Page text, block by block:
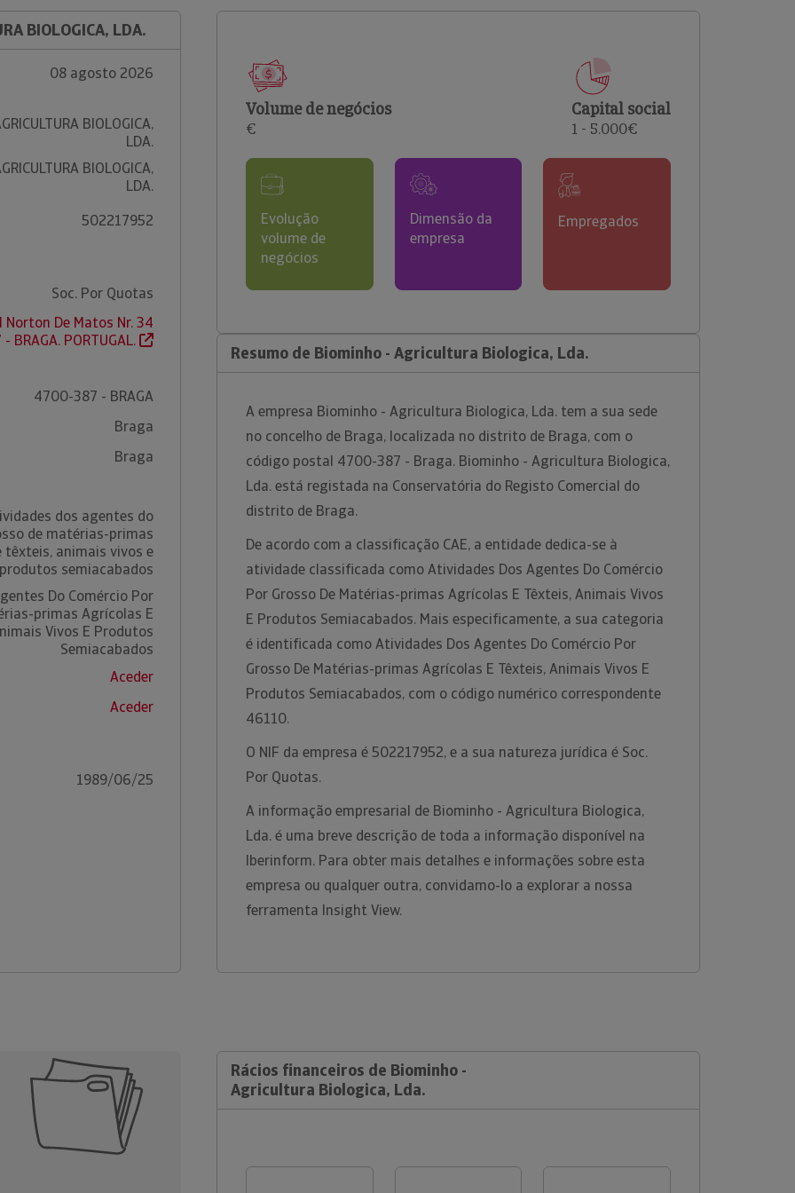
comerciais e analisar o risco de incumprimento dos
BIOLOGICA, LDA.
08 agosto 2026
BIOLOGICA,
LDA.
BIOLOGICA,
LDA.
502217952
Soc. Por Quotas
Norton De Matos Nr. 34
BRAGA. PORTUGAL.
4700-387 - BRAGA
Braga
Braga
dos agentes do
de matérias-primas
têxteis, animais vivos e
semiacabados
Do Comércio Por
primas Agrícolas E
Vivos E Produtos
Semiacabados
Aceder
Aceder
1989/06/25
Volume de negócios
€
Capital social
1 - 5.000€
Evolução
volume de
negócios
Dimensão da
empresa
Empregados
Resumo de Biominho - Agricultura Biologica, Lda.
A empresa Biominho - Agricultura Biologica, Lda. tem a sua sede
no concelho de Braga, localizada no distrito de Braga, com o
código postal 4700-387 - Braga. Biominho - Agricultura Biologica,
Lda. está registada na Conservatória do Registo Comercial do
distrito de Braga.
De acordo com a classificação CAE, a entidade dedica-se à
atividade classificada como Atividades Dos Agentes Do Comércio
Por Grosso De Matérias-primas Agrícolas E Têxteis, Animais Vivos
E Produtos Semiacabados. Mais especificamente, a sua categoria
é identificada como Atividades Dos Agentes Do Comércio Por
Grosso De Matérias-primas Agrícolas E Têxteis, Animais Vivos E
Produtos Semiacabados, com o código numérico correspondente
46110.
O NIF da empresa é 502217952, e a sua natureza jurídica é Soc.
Por Quotas.
A informação empresarial de Biominho - Agricultura Biologica,
Lda. é uma breve descrição de toda a informação disponível na
Iberinform. Para obter mais detalhes e informações sobre esta
empresa ou qualquer outra, convidamo-lo a explorar a nossa
ferramenta Insight View.
Rácios financeiros de Biominho -
Agricultura Biologica, Lda.